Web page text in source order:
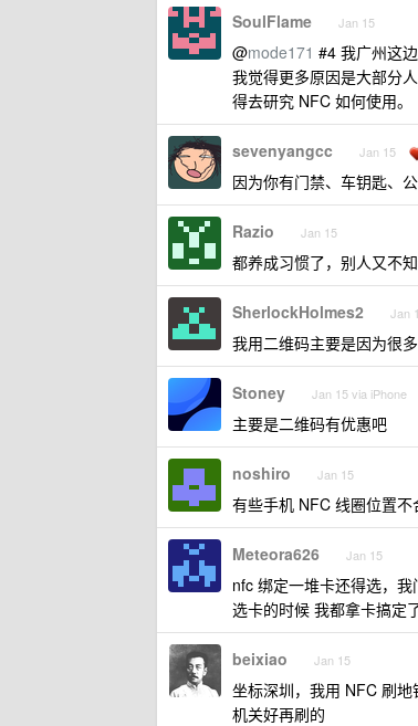
SoulFlame Jan 15
@mode171 #4 我广州这
我觉得更多原因是大部分
得去研究 NFC 如何使用。
sevenyangcc Jan 15
因为你有门禁、车钥匙、
Razio Jan 15
都养成习惯了，别人又不
SherlockHolmes2 Jan
我用二维码主要是因为很
Stoney Jan 15 via iPhone
主要是二维码有优惠吧
noshiro Jan 15
有些手机 NFC 线圈位置
Meteora626 Jan 15
nfc 绑定一堆卡还得选，
选卡的时候 我都拿卡搞定
beixiao Jan 15
坐标深圳，我用 NFC 刷
机关好再刷的